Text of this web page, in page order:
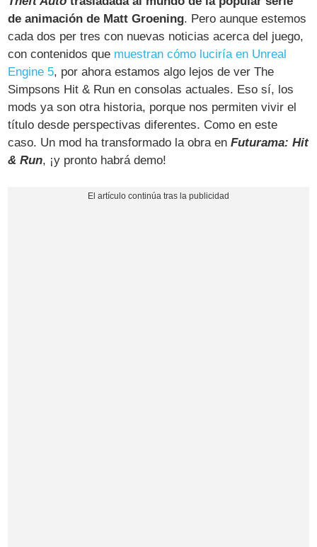
de animación de Matt Groening. Pero aunque estemos
cada dos per tres con nuevas noticias acerca del juego,
con contenidos que muestran cómo luciría en Unreal
Engine 5, por ahora estamos algo lejos de ver The
Simpsons Hit & Run en consolas actuales. Eso sí, los
mods ya son otra historia, porque nos permiten vivir el
título desde perspectivas diferentes. Como en este
caso. Un mod ha transformado la obra enFuturama: Hit
& Run, ¡y pronto habrá demo!